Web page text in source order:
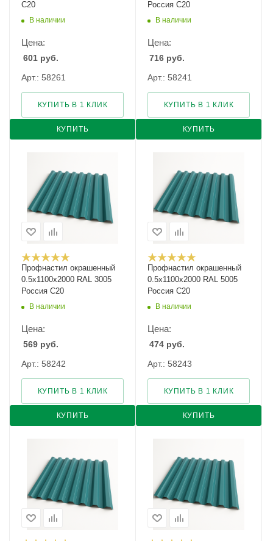
С20
В наличии
Цена:
601 руб.
Арт.: 58261
КУПИТЬ
КУПИТЬ В 1 КЛИК
Россия С20
В наличии
Цена:
716 руб.
Арт.: 58241
КУПИТЬ
КУПИТЬ В 1 КЛИК
Профнастил окрашенный
0.5х1100х2000 RAL 3005
Россия С20
В наличии
Цена:
569 руб.
Арт.: 58242
КУПИТЬ
КУПИТЬ В 1 КЛИК
Профнастил окрашенный
0.5х1100х2000 RAL 5005
Россия С20
В наличии
Цена:
474 руб.
Арт.: 58243
КУПИТЬ
КУПИТЬ В 1 КЛИК